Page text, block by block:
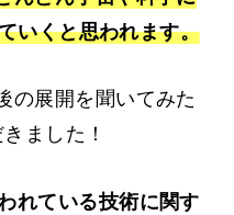
いくと思われます。
の展開を聞いてみた
ました！
れている技術に関す